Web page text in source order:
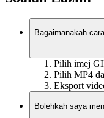
Bagaimanakah
Pilih imej
Pilih MP4
Eksport
Bolehkah saya